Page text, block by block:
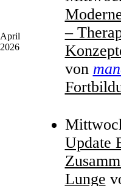
April
2026
–
von
Update
Lunge